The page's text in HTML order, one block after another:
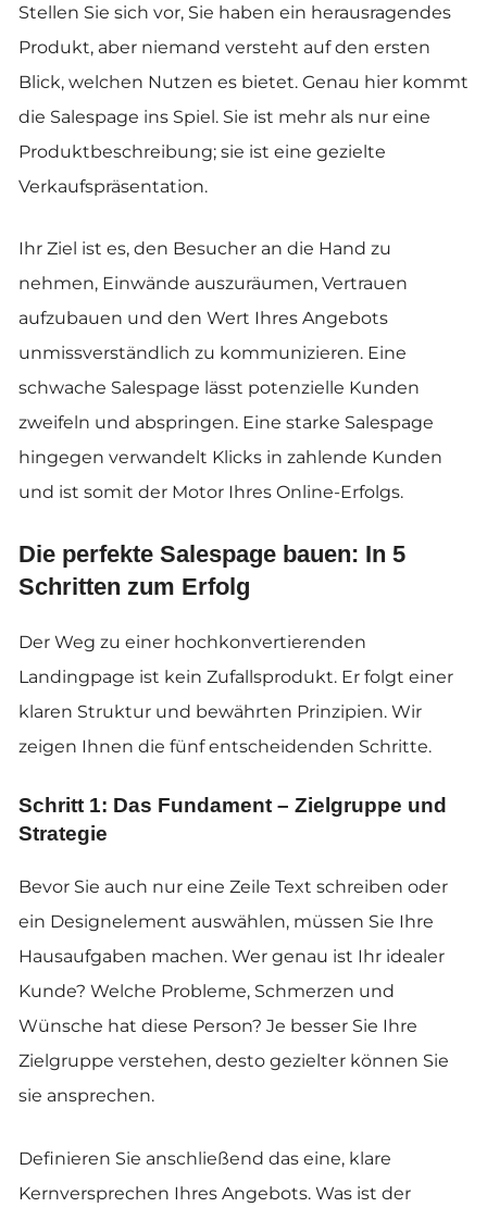
Stellen Sie sich vor, Sie haben ein herausragendes
Produkt, aber niemand versteht auf den ersten
Blick, welchen Nutzen es bietet. Genau hier kommt
die Salespage ins Spiel. Sie ist mehr als nur eine
Produktbeschreibung; sie ist eine gezielte
Verkaufspräsentation.
Ihr Ziel ist es, den Besucher an die Hand zu
nehmen, Einwände auszuräumen, Vertrauen
aufzubauen und den Wert Ihres Angebots
unmissverständlich zu kommunizieren. Eine
schwache Salespage lässt potenzielle Kunden
zweifeln und abspringen. Eine starke Salespage
hingegen verwandelt Klicks in zahlende Kunden
und ist somit der Motor Ihres Online-Erfolgs.
Die perfekte Salespage bauen: In 5
Schritten zum Erfolg
Der Weg zu einer hochkonvertierenden
Landingpage ist kein Zufallsprodukt. Er folgt einer
klaren Struktur und bewährten Prinzipien. Wir
zeigen Ihnen die fünf entscheidenden Schritte.
Schritt 1: Das Fundament – Zielgruppe und
Strategie
Bevor Sie auch nur eine Zeile Text schreiben oder
ein Designelement auswählen, müssen Sie Ihre
Hausaufgaben machen. Wer genau ist Ihr idealer
Kunde? Welche Probleme, Schmerzen und
Wünsche hat diese Person? Je besser Sie Ihre
Zielgruppe verstehen, desto gezielter können Sie
sie ansprechen.
Definieren Sie anschließend das eine, klare
Kernversprechen Ihres Angebots. Was ist der